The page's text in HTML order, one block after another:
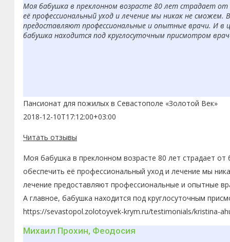
Моя бабушка в преклонном возрасте 80 лет страдает от
её профессиональный уход и лечение мы никак не
предоставляют профессиональные и опытные врачи. И в
бабушка находится под круглосуточным присмотром
Пансионат для пожилых в Севастополе «Золотой Век»
2018-12-10T17:12:00+03:00
Читать отзывы
Моя бабушка в преклонном возрасте 80 лет страдает
обеспечить её профессиональный уход и лечение мы
лечение предоставляют профессиональные и опытные
А главное, бабушка находится под круглосуточным
https://sevastopol.zolotoyvek-krym.ru/testimonials/kristina-
Михаил Прохин, Феодосия